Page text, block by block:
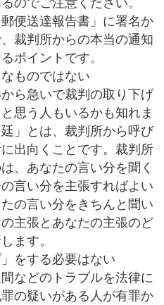
のでご注意ください。
便送達報告書」に署名か
裁判所からの本当の通知
ポイントです。
ものではない
から急いで裁判の取り下げ
思う人もいるかも知れま
」とは、裁判所から呼び
出向くことです。裁判所
、あなたの言い分を聞く
言い分を主張すればよい
の言い分をきちんと聞い
主張とあなたの主張のど
ます。
をする必要はない
などのトラブルを法律に
の疑いがある人が有罪か